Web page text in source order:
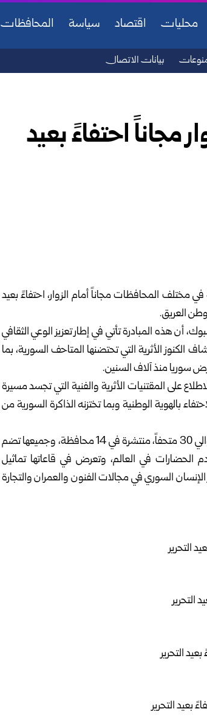
محليات اقتصاد سياسة المحافظات
بيانات الاتصال
مجاناً احتفاءً بعيد
مختلف المحافظات مجاناً أمام الزوار، احتفاءً بعيد
العريق.
أن هذه المبادرة تأتي في إطار تعزيز الوعي الثقافي
الكنوز الأثرية التي تحتضنها المتاحف السورية، بما
سوريا منذ آلاف السنين.
على المقتنيات الأثرية والفنية التي تجسد مسيرة
بالهوية الوطنية وبما تختزنه الذاكرة السورية من
يشار إلى أن المديرية العامة للآثار والمتاحف في سوريا تشرف على حوالي 30 متحفاً، منتشرة في 14 محافظة، وجميعها تضم
الحضارات في العالم، وتعرض في قاعاتها تماثيل
السوري في مجالات الفنون والعمران والتجارة